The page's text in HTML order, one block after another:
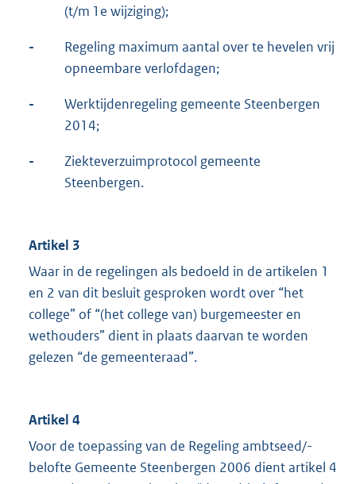
(t/m 1e wijziging);
-
Regeling maximum aantal over te hevelen vrij
opneembare verlofdagen;
-
Werktijdenregeling gemeente Steenbergen
2014;
-
Ziekteverzuimprotocol gemeente
Steenbergen.
Artikel 3
Waar in de regelingen als bedoeld in de artikelen 1
en 2 van dit besluit gesproken wordt over “het
college” of “(het college van) burgemeester en
wethouders” dient in plaats daarvan te worden
gelezen “de gemeenteraad”.
Artikel 4
Voor de toepassing van de Regeling ambtseed/-
belofte Gemeente Steenbergen 2006 dient artikel 4